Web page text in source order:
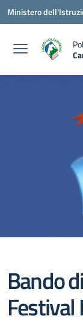
Vai ai contenuti
Vai al menu di
Vai al footer
Ministero
Bando
Festival